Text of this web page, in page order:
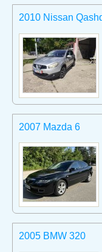
2010 Nissan
2007 Mazda 6
2005 BMW 320